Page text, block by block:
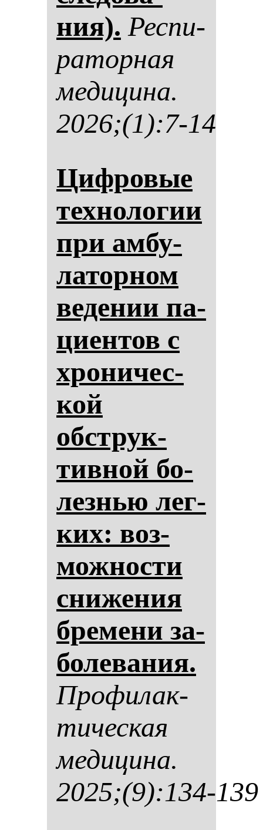
ния). Рес­пи­
ра­тор­ная
ме­ди­ци­на.
2026;(1):7-14
Циф­ро­вые
тех­но­ло­гии
при ам­бу­
ла­тор­ном
ве­де­нии па­
ци­ен­тов с
хро­ни­чес­
кой
обструк­
тив­ной бо­
лез­нью лег­
ких: воз­
мож­нос­ти
сни­же­ния
бре­ме­ни за­
бо­ле­ва­ния.
Про­фи­лак­
ти­чес­кая
ме­ди­ци­на.
2025;(9):134-139